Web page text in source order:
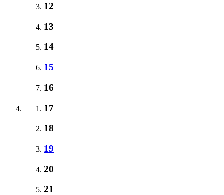
12
13
14
15
16
17
18
19
20
21